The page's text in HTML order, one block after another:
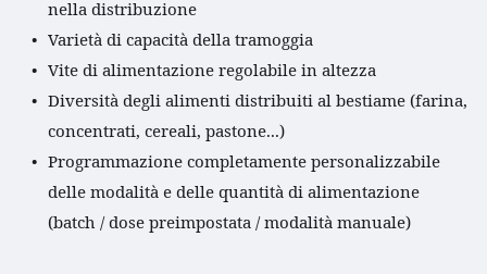
nella distribuzione
Varietà di capacità della tramoggia
Vite di alimentazione regolabile in altezza
Diversità degli alimenti distribuiti al bestiame (farina,
concentrati, cereali, pastone...)
Programmazione completamente personalizzabile
delle modalità e delle quantità di alimentazione
(batch / dose preimpostata / modalità manuale)